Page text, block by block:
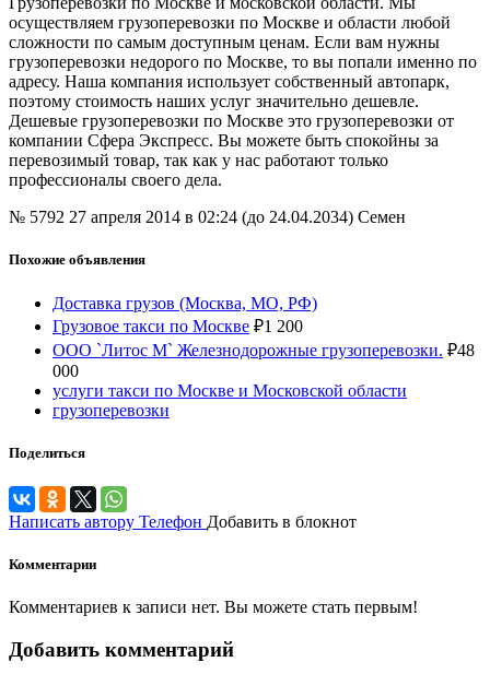
осуществляем грузоперевозки по Москве и области любой
сложности по самым доступным ценам. Если вам нужны
грузоперевозки недорого по Москве, то вы попали именно по
адресу. Наша компания использует собственный автопарк,
поэтому стоимость наших услуг значительно дешевле.
Дешевые грузоперевозки по Москве это грузоперевозки от
компании Сфера Экспресс. Вы можете быть спокойны за
перевозимый товар, так как у нас работают только
профессионалы своего дела.
№ 5792 27 апреля 2014 в 02:24 (до 24.04.2034) Семен
Похожие объявления
Доставка грузов (Москва, МО, РФ)
Грузовое такси по Москве ₽1 200
ООО `Литос М` Железнодорожные грузоперевозки. ₽48
000
услуги такси по Москве и Московской области
грузоперевозки
Поделиться
Написать автору Телефон Добавить в блокнот
Комментарии
Комментариев к записи нет. Вы можете стать первым!
Добавить комментарий